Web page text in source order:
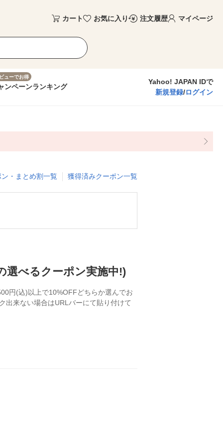
カート お気に入り 注文履歴 マイページ
ューでお得
ンペーンランキング
Yahoo! JAPAN IDで
新規登録/ログイン
ン・まとめ割一覧 獲得済みクーポン一覧
選べるクーポン実施中!)
円(込)以上で10%OFFどちらか選んでお
来ない場合はURLバーにて貼り付けて